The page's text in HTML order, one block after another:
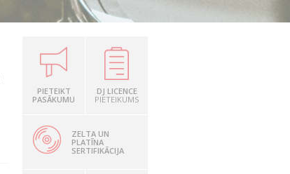
PIETEIKT
PASĀKUMU
DJ LICENCE
PIETEIKUMS
ZELTA UN
PLATĪNA
SERTIFIKĀCIJA